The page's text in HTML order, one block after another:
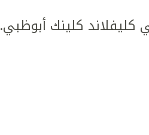
كلينك أبوظبي.